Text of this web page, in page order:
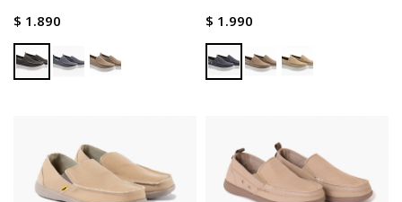
$ 1.890 $ 1.990